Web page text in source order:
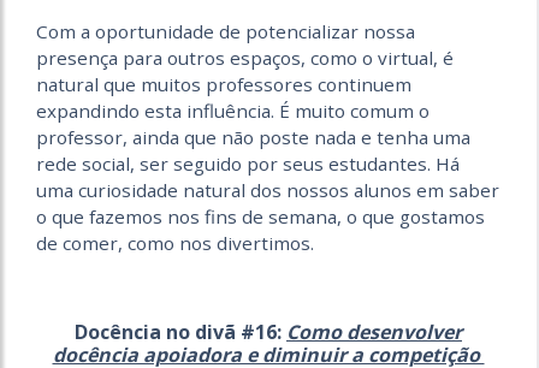
Com a oportunidade de potencializar nossa
presença para outros espaços, como o virtual, é
natural que muitos professores continuem
expandindo esta influência. É muito comum o
professor, ainda que não poste nada e tenha uma
rede social, ser seguido por seus estudantes. Há
uma curiosidade natural dos nossos alunos em saber
o que fazemos nos fins de semana, o que gostamos
de comer, como nos divertimos.
Docência no divã #16: Como desenvolver
docência apoiadora e diminuir a competição